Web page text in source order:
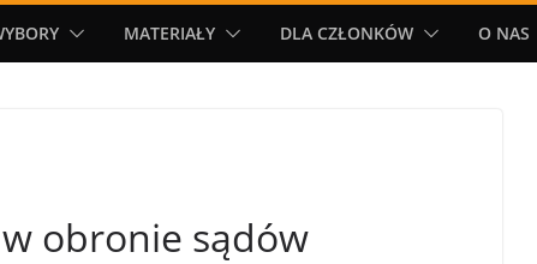
MATERIAŁY DLA CZŁONKÓW O NAS
obronie sądów